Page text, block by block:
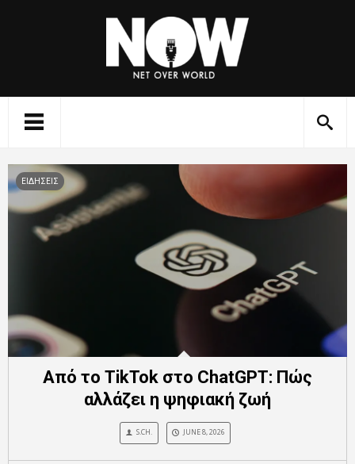
ΕΙΔΗΣΕΙΣ
Από το TikTok στο ChatGPT: Πώς
αλλάζει η ψηφιακή ζωή
S.CH. JUNE 8, 2026